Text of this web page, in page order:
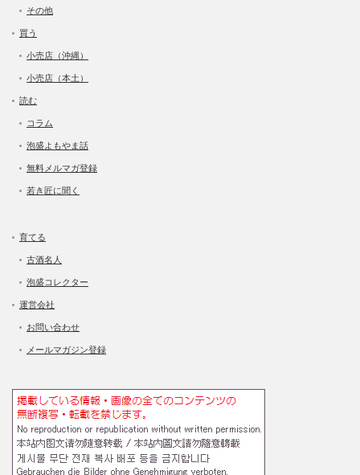
その他
買う
小売店（沖縄）
小売店（本土）
読む
コラム
泡盛よもやま話
無料メルマガ登録
若き匠に聞く
育てる
古酒名人
泡盛コレクター
運営会社
お問い合わせ
メールマガジン登録